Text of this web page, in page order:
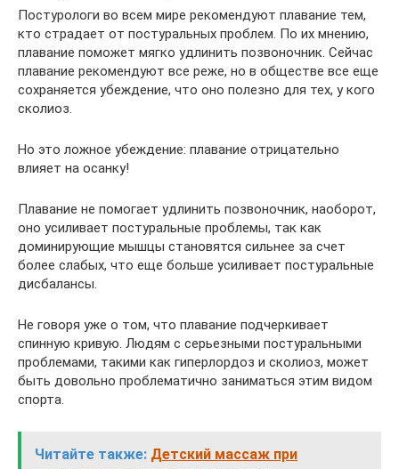
Постурологи во всем мире рекомендуют плавание тем,
кто страдает от постуральных проблем. По их мнению,
плавание поможет мягко удлинить позвоночник. Сейчас
плавание рекомендуют все реже, но в обществе все еще
сохраняется убеждение, что оно полезно для тех, у кого
сколиоз.
Но это ложное убеждение: плавание отрицательно
влияет на осанку!
Плавание не помогает удлинить позвоночник, наоборот,
оно усиливает постуральные проблемы, так как
доминирующие мышцы становятся сильнее за счет
более слабых, что еще больше усиливает постуральные
дисбалансы.
Не говоря уже о том, что плавание подчеркивает
спинную кривую. Людям с серьезными постуральными
проблемами, такими как гиперлордоз и сколиоз, может
быть довольно проблематично заниматься этим видом
спорта.
Читайте также: Детский массаж при